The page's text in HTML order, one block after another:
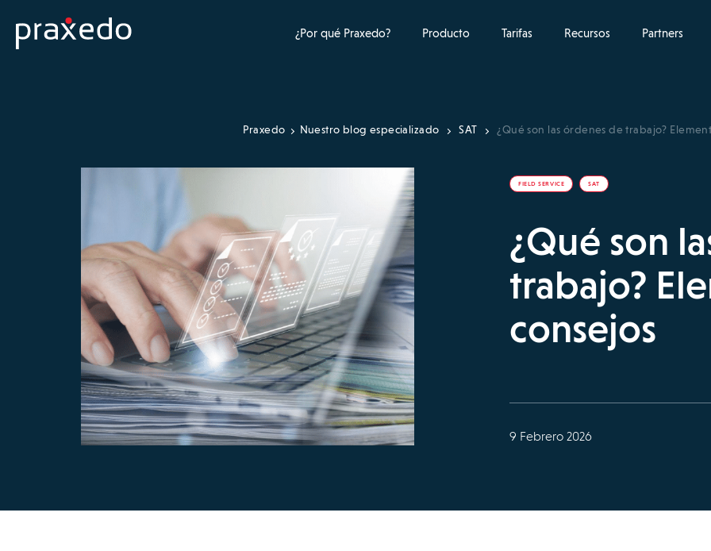
¿Por qué Praxedo? Producto Tarifas Recursos Partners
Praxedo Nuestro blog especializado SAT ¿Qué son las órdenes de trabajo?
FIELD SERVICE SAT
¿Qué son
trabajo?
consejos
9 Febrero 2026